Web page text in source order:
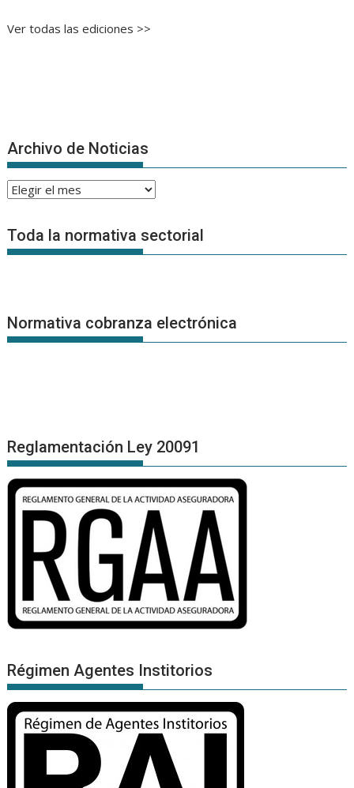
Ver todas las ediciones >>
Archivo de Noticias
Archivo
Noticias
Toda la normativa sectorial
Normativa cobranza electrónica
Reglamentación Ley 20091
Régimen Agentes Institorios